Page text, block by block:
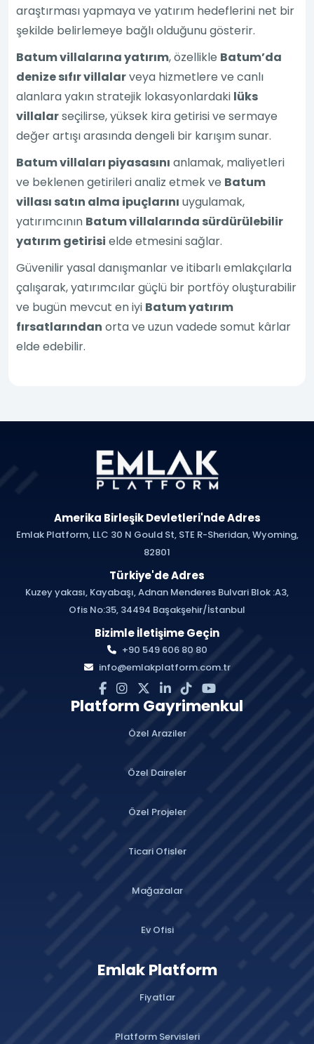
araştırması yapmaya ve yatırım hedeflerini net bir
şekilde belirlemeye bağlı olduğunu gösterir.
Batum villalarına yatırım, özellikle Batum’da
denize sıfır villalarveya hizmetlere ve canlı
alanlara yakın stratejik lokasyonlardaki lüks
villalarseçilirse, yüksek kira getirisi ve sermaye
değer artışı arasında dengeli bir karışım sunar.
Batum villaları piyasasını anlamak, maliyetleri
ve beklenen getirileri analiz etmek ve Batum
villası satın alma ipuçlarını uygulamak,
yatırımcının Batum villalarında sürdürülebilir
yatırım getirisi elde etmesini sağlar.
Güvenilir yasal danışmanlar ve itibarlı emlakçılarla
çalışarak, yatırımcılar güçlü bir portföy oluşturabilir
ve bugün mevcut en iyi Batum yatırım
fırsatlarından orta ve uzun vadede somut kârlar
elde edebilir.
Amerika Birleşik Devletleri'nde Adres
Emlak Platform, LLC 30 N Gould St, STE R-Sheridan, Wyoming,
82801
Türkiye'de Adres
Kuzey yakası, Kayabaşı, Adnan Menderes Bulvari Blok :A3,
Ofis No:35, 34494 Başakşehir/İstanbul
Bizimle İletişime Geçin
+90 549 606 80 80
info@emlakplatform.com.tr
Platform Gayrimenkul
Özel Araziler
Özel Daireler
Özel Projeler
Ticari Ofisler
Mağazalar
Ev Ofisi
Emlak Platform
Fiyatlar
Platform Servisleri